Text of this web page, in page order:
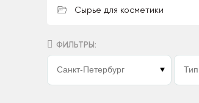
Сырье для косметики
ФИЛЬТРЫ: